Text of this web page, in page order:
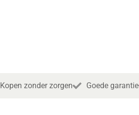
Kopen zonder zorgen Goede garantie